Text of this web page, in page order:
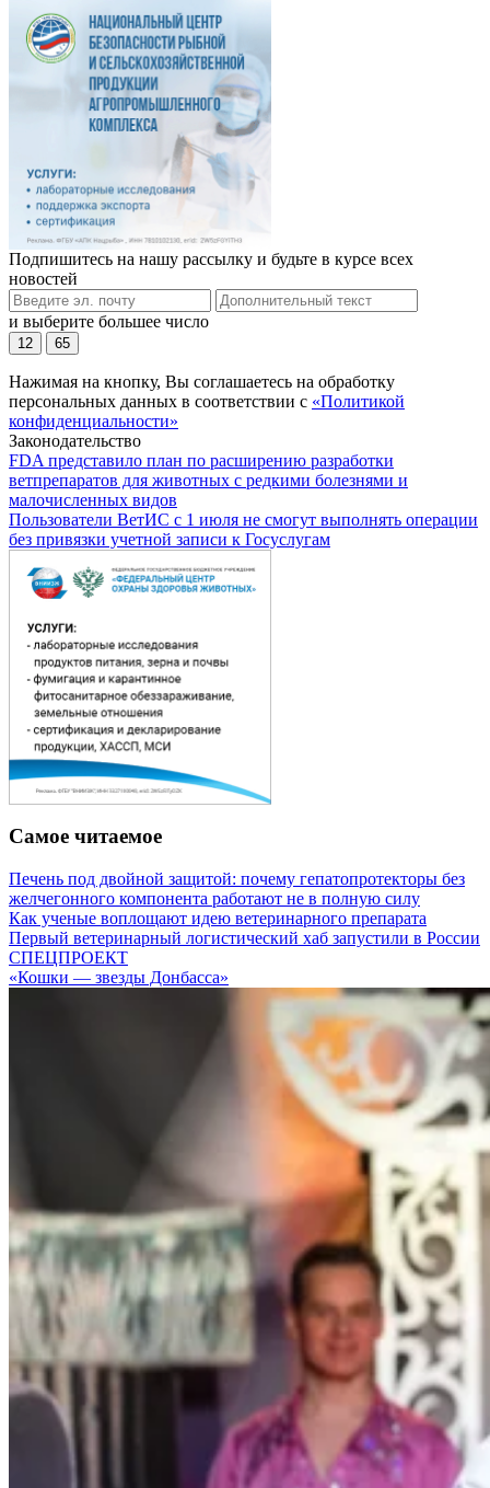
Подпишитесь на нашу рассылку и будьте в курсе всех
новостей
и выберите большее число
12 65
Нажимая на кнопку, Вы соглашаетесь на обработку
персональных данных в соответствии с «Политикой
конфиденциальности»
Законодательство
FDA представило план по расширению разработки
ветпрепаратов для животных с редкими болезнями и
малочисленных видов
Пользователи ВетИС с 1 июля не смогут выполнять операции
без привязки учетной записи к Госуслугам
Самое читаемое
Печень под двойной защитой: почему гепатопротекторы без
желчегонного компонента работают не в полную силу
Как ученые воплощают идею ветеринарного препарата
Первый ветеринарный логистический хаб запустили в России
СПЕЦПРОЕКТ
«Кошки — звезды Донбасса»